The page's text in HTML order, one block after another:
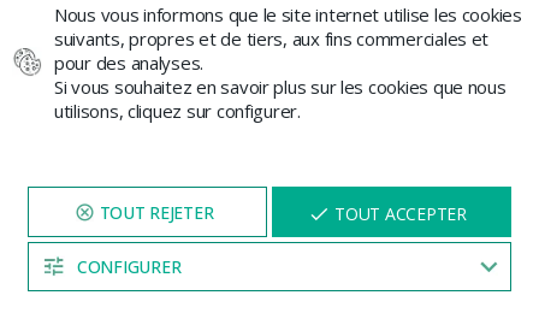
E-mail*
Nous vous informons que le site internet utilise les cookies
suivants, propres et de tiers, aux fins commerciales et
pour des analyses.
Si vous souhaitez en savoir plus sur les cookies que nous
utilisons, cliquez sur configurer.
CONFIGURER
TOUT ACCEPTER
NAVIGUEZ SUR NOTRE SITE
PENDANT 5 MINUTES ET UNE
REMISEVOUS SERA PROPOSÉE
04:51